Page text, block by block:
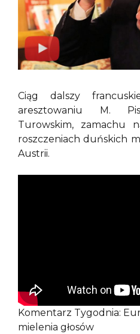
Ciąg dalszy
aresztowaniu M.
Turowskim, zamachu
roszczeniach duńskich
Austrii.
Komentarz Tygodnia:
mielenia głosów